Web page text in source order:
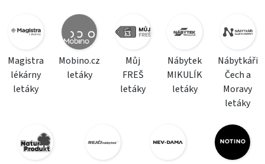
Magistra
lékárny
letáky
Mobino.cz
letáky
Můj
FREŠ
letáky
Nábytek
MIKULÍK
letáky
Nábytkáři
Čech a
Moravy
letáky